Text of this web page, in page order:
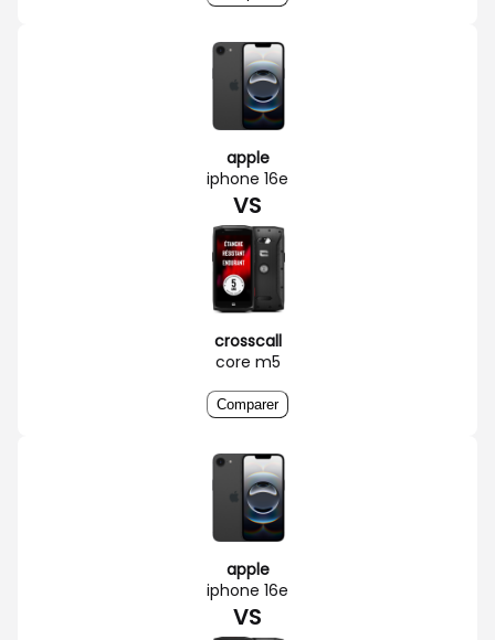
apple
iphone 16e
VS
crosscall
core m5
Comparer
apple
iphone 16e
VS